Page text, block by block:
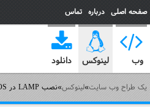
صفحه اصلی درباره تماس
وب لینوکس دانلود
یک طراح وب سایت»لینوکس»نصب LAMP در CentOS